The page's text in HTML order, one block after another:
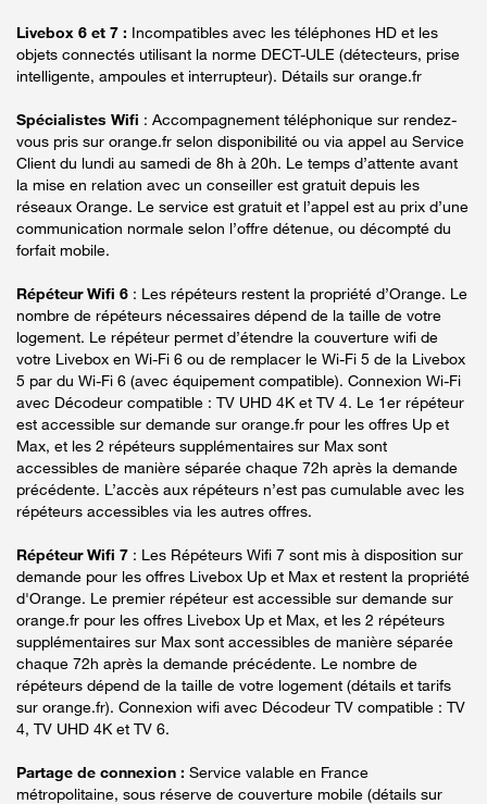
Livebox 6 et 7 : Incompatibles avec les téléphones HD et les
objets connectés utilisant la norme DECT-ULE (détecteurs, prise
intelligente, ampoules et interrupteur). Détails sur orange.fr
Spécialistes Wifi : Accompagnement téléphonique sur rendez-
vous pris sur orange.fr selon disponibilité ou via appel au Service
Client du lundi au samedi de 8h à 20h. Le temps d’attente avant
la mise en relation avec un conseiller est gratuit depuis les
réseaux Orange. Le service est gratuit et l’appel est au prix d’une
communication normale selon l’offre détenue, ou décompté du
forfait mobile.
Répéteur Wifi 6 : Les répéteurs restent la propriété d’Orange. Le
nombre de répéteurs nécessaires dépend de la taille de votre
logement. Le répéteur permet d’étendre la couverture wifi de
votre Livebox en Wi-Fi 6 ou de remplacer le Wi-Fi 5 de la Livebox
5 par du Wi-Fi 6 (avec équipement compatible). Connexion Wi-Fi
avec Décodeur compatible : TV UHD 4K et TV 4. Le 1er répéteur
est accessible sur demande sur orange.fr pour les offres Up et
Max, et les 2 répéteurs supplémentaires sur Max sont
accessibles de manière séparée chaque 72h après la demande
précédente. L’accès aux répéteurs n’est pas cumulable avec les
répéteurs accessibles via les autres offres.
Répéteur Wifi 7 : Les Répéteurs Wifi 7 sont mis à disposition sur
demande pour les offres Livebox Up et Max et restent la propriété
d'Orange. Le premier répéteur est accessible sur demande sur
orange.fr pour les offres Livebox Up et Max, et les 2 répéteurs
supplémentaires sur Max sont accessibles de manière séparée
chaque 72h après la demande précédente. Le nombre de
répéteurs dépend de la taille de votre logement (détails et tarifs
sur orange.fr). Connexion wifi avec Décodeur TV compatible : TV
4, TV UHD 4K et TV 6.
Partage de connexion : Service valable en France
métropolitaine, sous réserve de couverture mobile (détails sur